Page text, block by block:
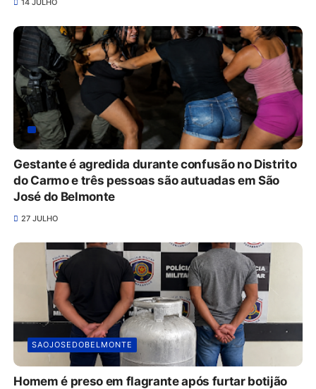
14 JULHO
Gestante é agredida durante confusão no Distrito
do Carmo e três pessoas são autuadas em São
José do Belmonte
27 JULHO
SAOJOSEDOBELMONTE
Homem é preso em flagrante após furtar botijão